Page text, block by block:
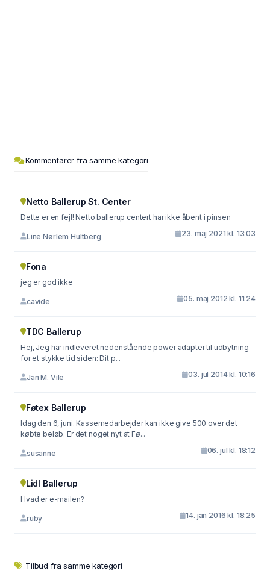
Kommentarer fra samme kategori
Netto Ballerup St. Center
Dette er en fejl! Netto ballerup centert har ikke åbent i pinsen
Line Nørlem Hultberg 23. maj 2021 kl. 13:03
Fona
jeg er god ikke
cavide 05. maj 2012 kl. 11:24
TDC Ballerup
Hej, Jeg har indleveret nedenstående power adapter til udbytning
for et stykke tid siden: Dit p...
Jan M. Vile 03. jul 2014 kl. 10:16
Føtex Ballerup
Idag den 6, juni. Kassemedarbejder kan ikke give 500 over det
købte beløb. Er det noget nyt at Fø...
susanne 06. jul kl. 18:12
Lidl Ballerup
Hvad er e-mailen?
ruby 14. jan 2016 kl. 18:25
Tilbud fra samme kategori